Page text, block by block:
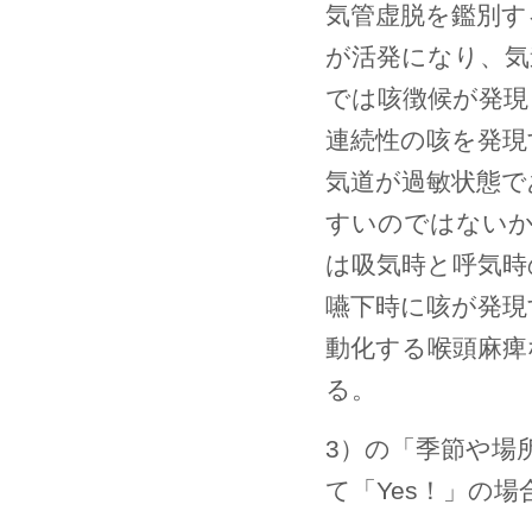
気管虚脱を鑑別
が活発になり、
では咳徴候が発
連続性の咳を発
気道が過敏状態
すいのではない
は吸気時と呼気
嚥下時に咳が発
動化する喉頭麻
る。
3）の「季節や場
て「Yes！」の場